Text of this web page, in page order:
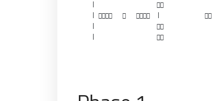
|                  
|         |
|                  